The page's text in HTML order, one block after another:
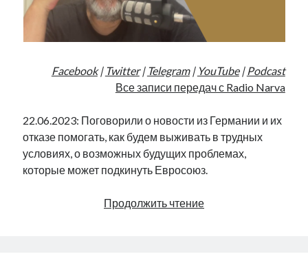
Facebook| Twitter| Telegram| YouTube| Podcast
Все записи передач с Radio Narva
22.06.2023: Поговорили о новости из Германии и их
отказе помогать, как будем выживать в трудных
условиях, о возможных будущих проблемах,
которые может подкинуть Евросоюз.
Продолжить чтениеОбщая